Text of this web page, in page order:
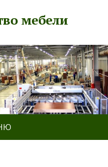
мебели